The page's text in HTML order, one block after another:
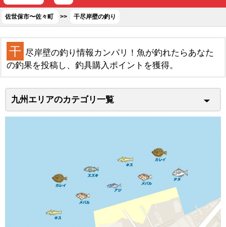
佐世保市〜佐々町 >> 干尽岸壁の釣り
干 尽岸壁の釣り情報カンパリ！魚が釣れたらあなた
の釣果を投稿し、釣具購入ポイントを獲得。
九州エリアのカテゴリ一覧